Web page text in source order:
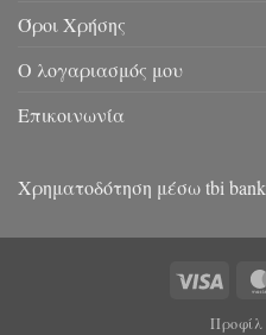
Όροι Χρήσης
Ο λογαριασμός μου
Επικοινωνία
Χρηματοδότηση μέσω tbi bank
Visa
Προφίλ